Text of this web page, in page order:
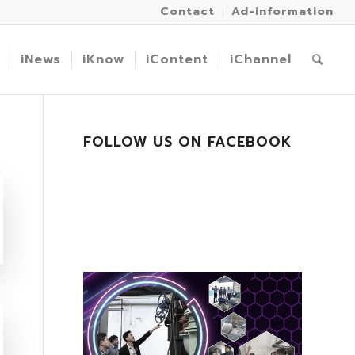
Contact Ad-information
iNews iKnow iContent iChannel
FOLLOW US ON FACEBOOK